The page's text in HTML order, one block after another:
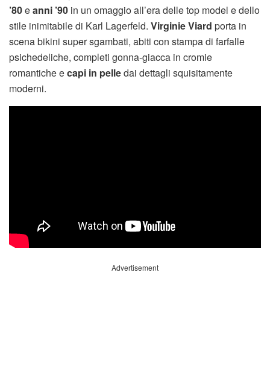
’80eanni ’90 in un omaggio all’era delle top model e dello
stile inimitabile di Karl Lagerfeld. Virginie Viard porta in
scena bikini super sgambati, abiti con stampa di farfalle
psichedeliche, completi gonna-giacca in cromie
romantiche ecapi in pelledai dettagli squisitamente
moderni.
Advertisement